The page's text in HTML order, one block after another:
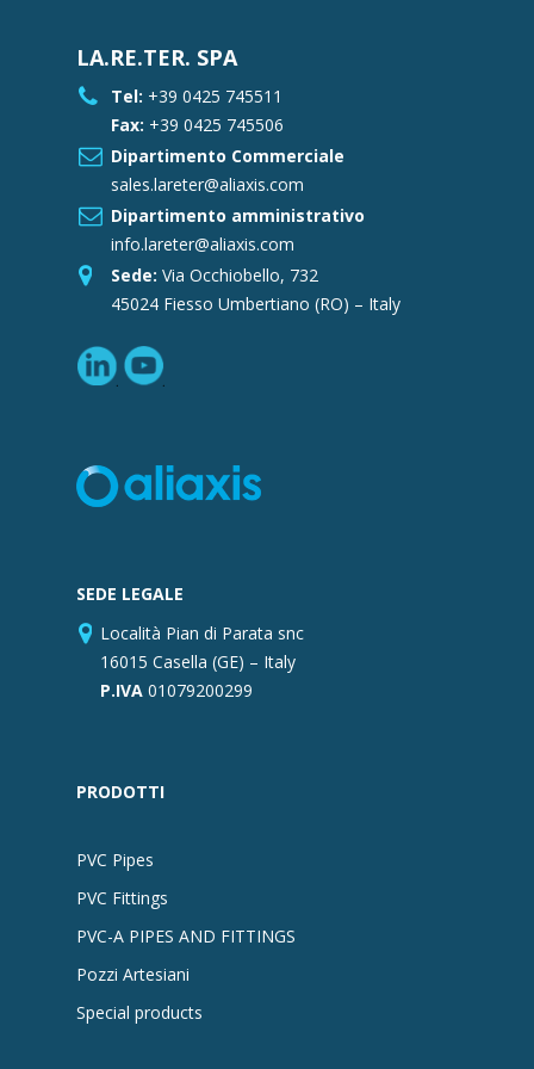
LA.RE.TER. SPA
Tel: +39 0425 745511
Fax: +39 0425 745506
Dipartimento Commerciale
sales.lareter@aliaxis.com
Dipartimento amministrativo
info.lareter@aliaxis.com
Sede: Via Occhiobello, 732
45024 Fiesso Umbertiano (RO) – Italy
SEDE LEGALE
Località Pian di Parata snc
16015 Casella (GE) – Italy
P.IVA 01079200299
PRODOTTI
PVC Pipes
PVC Fittings
PVC-A PIPES AND FITTINGS
Pozzi Artesiani
Special products